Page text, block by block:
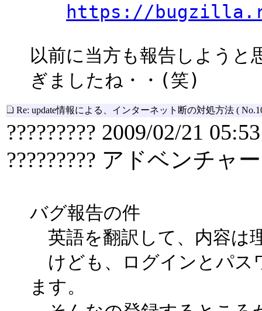
https://
以前に当方も報告しよう
ぎましたね・・(笑)
Re: update情報による、インターネット断の対処方法 (
????????? 2009/02/21 05:53
????????? アドベンチャー
バグ報告の件
英語を翻訳して、内容は
けども、ログインとパス
ます。